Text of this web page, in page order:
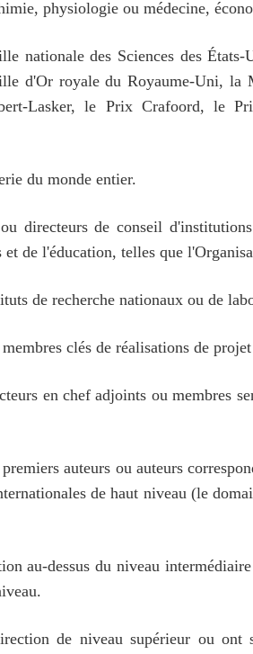
physiologie ou médecine,
nationale des Sciences des
d'Or royale du Royaume-Uni,
Lasker, le Prix Crafoord, le
du monde entier.
directeurs de conseil
et de l'éducation, telles que
de recherche nationaux ou de
clés de réalisations de
en chef adjoints ou membres
auteurs ou auteurs
de haut niveau (le
au-dessus du niveau
de niveau supérieur ou ont